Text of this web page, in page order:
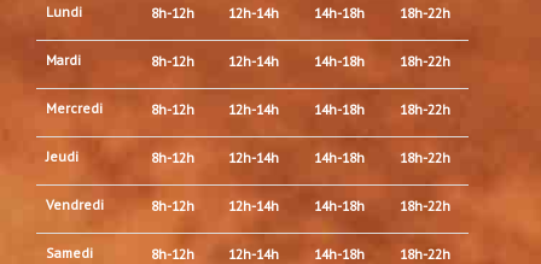
Lundi 8h-12h 12h-14h 14h-18h 18h-22h
Mardi 8h-12h 12h-14h 14h-18h 18h-22h
Mercredi 8h-12h 12h-14h 14h-18h 18h-22h
Jeudi 8h-12h 12h-14h 14h-18h 18h-22h
Vendredi 8h-12h 12h-14h 14h-18h 18h-22h
Samedi 8h-12h 12h-14h 14h-18h 18h-22h